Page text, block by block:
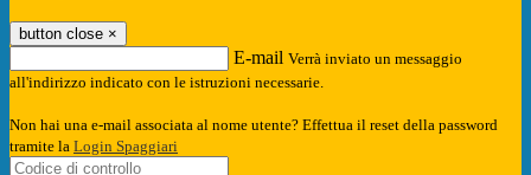
button close ×
E-mail Verrà inviato un messaggio
all'indirizzo indicato con le istruzioni necessarie.
Non hai una e-mail associata al nome utente? Effettua il reset della password
tramite la Login Spaggiari